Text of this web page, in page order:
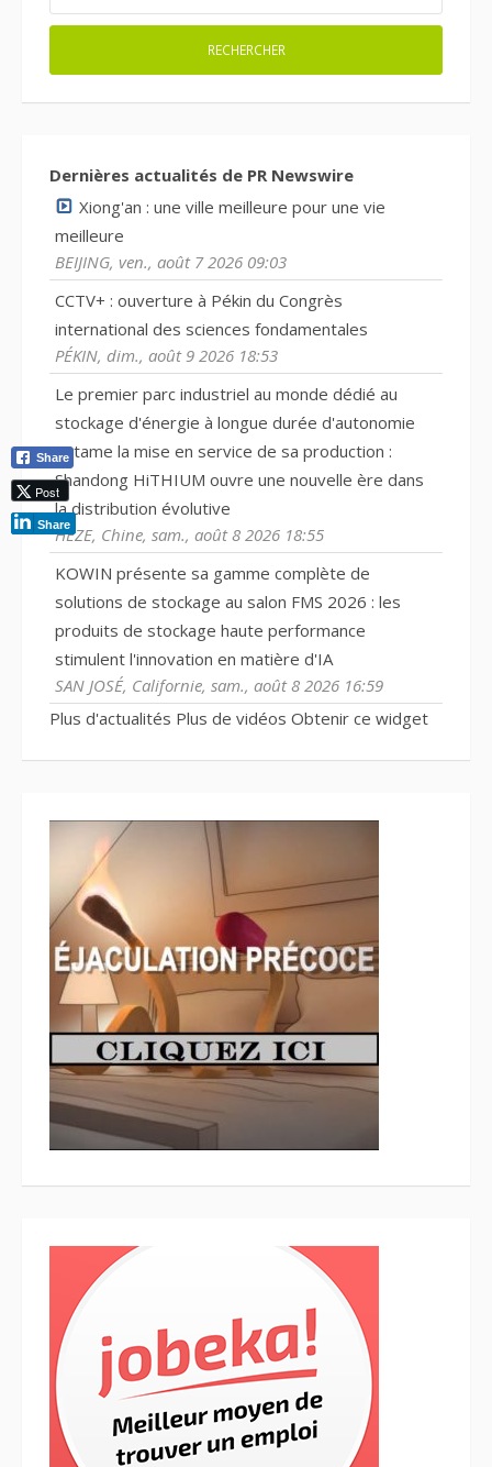
Dernières actualités de PR Newswire
Xiong'an : une ville meilleure pour une vie
meilleure
BEIJING, ven., août 7 2026 09:03
CCTV+ : ouverture à Pékin du Congrès
international des sciences fondamentales
PÉKIN, dim., août 9 2026 18:53
Le premier parc industriel au monde dédié au
stockage d'énergie à longue durée d'autonomie
entame la mise en service de sa production :
Shandong HiTHIUM ouvre une nouvelle ère dans
la distribution évolutive
HEZE, Chine, sam., août 8 2026 18:55
KOWIN présente sa gamme complète de
solutions de stockage au salon FMS 2026 : les
produits de stockage haute performance
stimulent l'innovation en matière d'IA
SAN JOSÉ, Californie, sam., août 8 2026 16:59
Plus d'actualités Plus de vidéos Obtenir ce widget
Share
Post
Share